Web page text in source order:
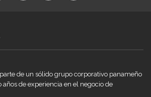
de un sólido grupo corporativo panameño
de experiencia en el negocio de